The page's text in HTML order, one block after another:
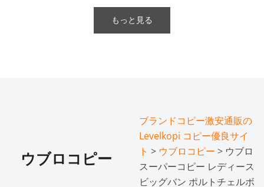
もっと見る
ウブロコピー
ブランドコピー激安通販の
Levelkopi コピー優良サイ
ト > ウブロコピー > ウブロ
スーパーコピー レディース
ビッグバン ポルトチェルボ